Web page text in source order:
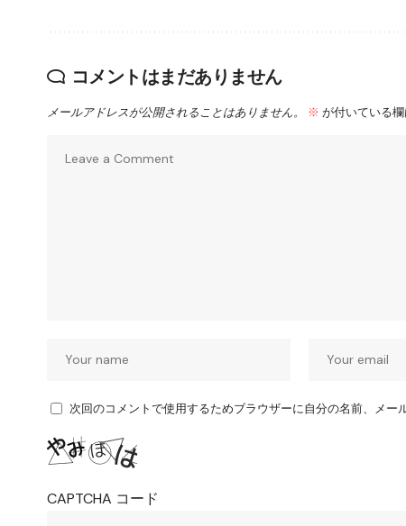
コメントはまだありません
メールアドレスが公開されることはありません。 ※ が付いている
次回のコメントで使用するためブラウザーに自分の名前、メー
CAPTCHA コード